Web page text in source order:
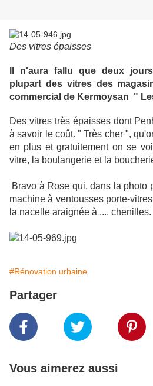
Des vitres épaisses
Il n'aura fallu que deux
plupart des vitres des
commercial de Kermoysan "
Des vitres très épaisses dont
à savoir le coût. " Très cher ",
en plus et gratuitement on se
vitre, la boulangerie et la
Bravo à Rose qui, dans la photo
machine à ventousses porte-
la nacelle araignée à .... chenilles.
#Rénovation urbaine
Partager
Vous aimerez aussi